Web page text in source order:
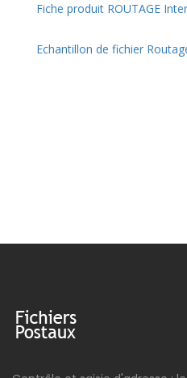
Fiche produit ROUTAGE
Echantillon de fichier